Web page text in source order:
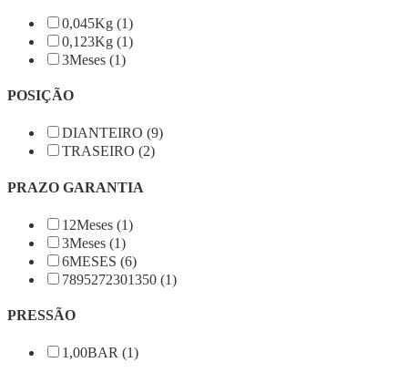
0,045Kg (1)
0,123Kg (1)
3Meses (1)
POSIÇÃO
DIANTEIRO (9)
TRASEIRO (2)
PRAZO GARANTIA
12Meses (1)
3Meses (1)
6MESES (6)
7895272301350 (1)
PRESSÃO
1,00BAR (1)